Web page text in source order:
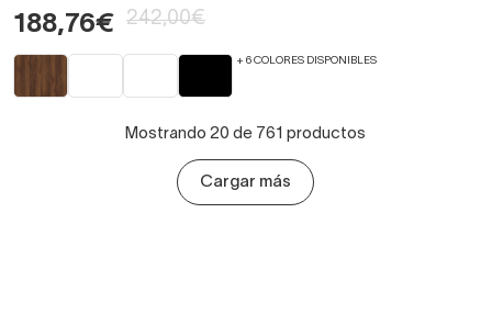
188,76€ 242,00€
+ 6 COLORES DISPONIBLES
Mostrando 20 de 761 productos
Cargar más